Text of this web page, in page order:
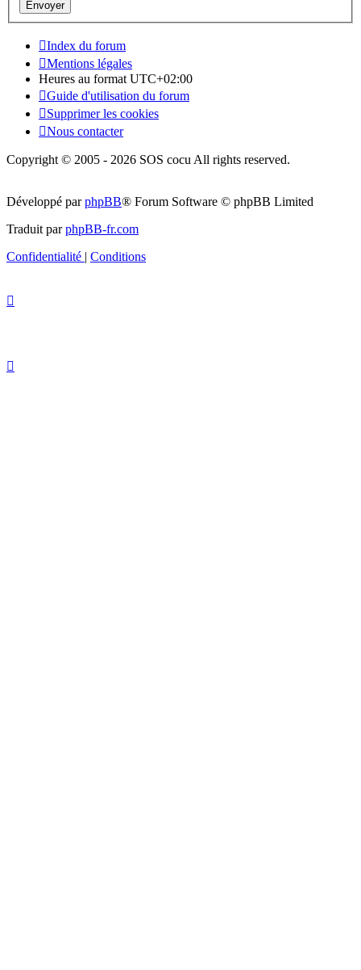
Index du forum
Mentions légales
Heures au format UTC+02:00
Guide d'utilisation du forum
Supprimer les cookies
Nous contacter
Copyright © 2005 - 2026 SOS cocu All rights reserved.
Développé parphpBB® Forum Software © phpBB Limited
Traduit parphpBB-fr.com
Confidentialité | Conditions